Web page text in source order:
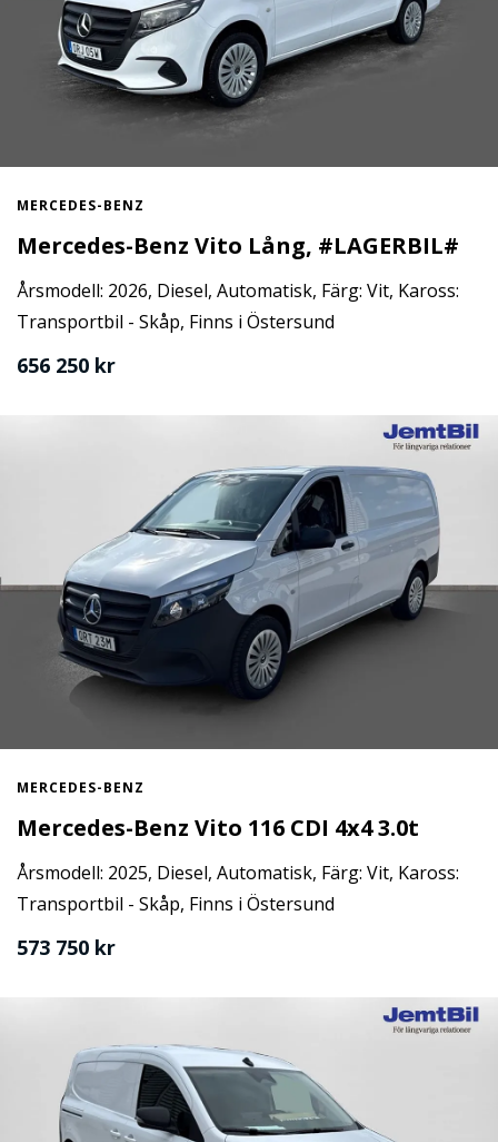
MERCEDES-BENZ
Mercedes-Benz Vito Lång, #LAGERBIL#
Årsmodell: 2026, Diesel, Automatisk, Färg: Vit, Kaross:
Transportbil - Skåp, Finns i Östersund
656 250 kr
MERCEDES-BENZ
Mercedes-Benz Vito 116 CDI 4x4 3.0t
Årsmodell: 2025, Diesel, Automatisk, Färg: Vit, Kaross:
Transportbil - Skåp, Finns i Östersund
573 750 kr